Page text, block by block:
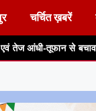
चर्चित ख़बरें
बचाव के लिए बरतें